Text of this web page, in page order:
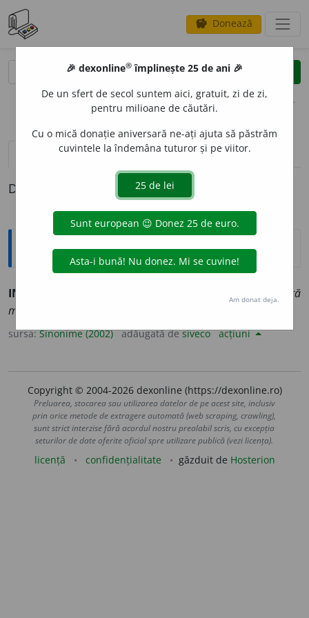
savings Donează
clear
opțiuni
definiții (1)
Definiția cu ID-ul 187834:
Sinonime
INHAL
(~ pe nări o substanță
medicamentoasă.)
sursa:Sinonime (2002) adăugată desiveco acțiuni
Copyright © 2004-2026 dexonline (https://dexonline.ro)
Preluarea, stocarea sau utilizarea datelor de pe acest site, inclusiv
prin orice metode de extragere automată (web scraping, crawling),
sunt strict interzise fără acordul nostru prealabil scris, cu excepția
seturilor de date oferite oficial spre utilizare publică (vezi licența).
licență confidențialitate găzduit de Hosterion
🎉 dexonline® împlinește 25 de ani 🎉
De un sfert de secol suntem aici, gratuit, zi de zi,
pentru milioane de căutări.
Cu o mică donație aniversară ne-ați ajuta să păstrăm
cuvintele la îndemâna tuturor și pe viitor.
Am donat deja.